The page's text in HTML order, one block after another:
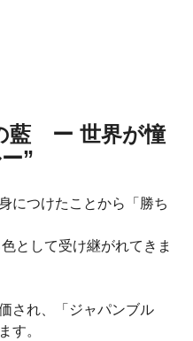
藍 ー 世界が憧
”
につけたことから「勝ち
色として受け継がれてきま
され、「ジャパンブル
す。